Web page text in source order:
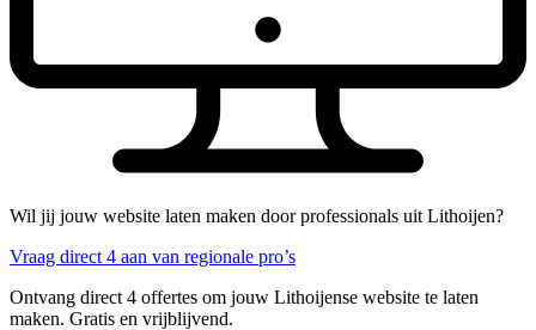
Wil jij jouw website laten maken door professionals uit Lithoijen?
Vraag direct 4 aan van regionale pro’s
Ontvang direct 4 offertes om jouw Lithoijense website te laten
maken. Gratis en vrijblijvend.